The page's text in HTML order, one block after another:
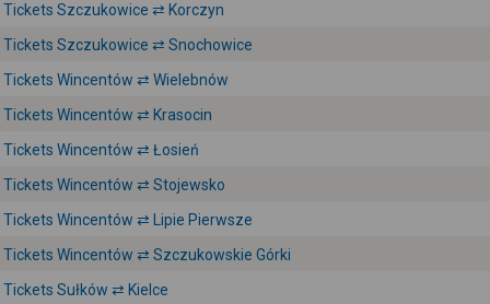
Tickets Szczukowice ⇄ Korczyn
Tickets Szczukowice ⇄ Snochowice
Tickets Wincentów ⇄ Wielebnów
Tickets Wincentów ⇄ Krasocin
Tickets Wincentów ⇄ Łosień
Tickets Wincentów ⇄ Stojewsko
Tickets Wincentów ⇄ Lipie Pierwsze
Tickets Wincentów ⇄ Szczukowskie Górki
Tickets Sułków ⇄ Kielce